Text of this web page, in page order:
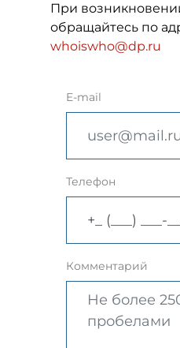
При
обращайтесь по
whoiswho@dp.ru
E-mail
Телефон
Комментарий